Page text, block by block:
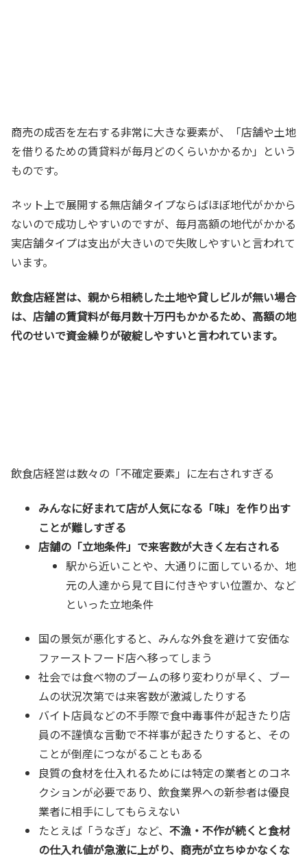
商売の成否を左右する非常に大きな要素が、「店舗や土地
を借りるための賃貸料が毎月どのくらいかかるか」という
ものです。
ネット上で展開する無店舗タイプならばほぼ地代がかから
ないので成功しやすいのですが、毎月高額の地代がかかる
実店舗タイプは支出が大きいので失敗しやすいと言われて
います。
飲食店経営は、親から相続した土地や貸しビルが無い場合
は、店舗の賃貸料が毎月数十万円もかかるため、高額の地
代のせいで資金繰りが破綻しやすいと言われています。
飲食店経営は数々の「不確定要素」に左右されすぎる
みんなに好まれて店が人気になる「味」を作り出す
ことが難しすぎる
店舗の「立地条件」で来客数が大きく左右される
駅から近いことや、大通りに面しているか、地
元の人達から見て目に付きやすい位置か、など
といった立地条件
国の景気が悪化すると、みんな外食を避けて安価な
ファーストフード店へ移ってしまう
社会では食べ物のブームの移り変わりが早く、ブー
ムの状況次第では来客数が激減したりする
バイト店員などの不手際で食中毒事件が起きたり店
員の不謹慎な言動で不祥事が起きたりすると、その
ことが倒産につながることもある
良質の食材を仕入れるためには特定の業者とのコネ
クションが必要であり、飲食業界への新参者は優良
業者に相手にしてもらえない
たとえば「うなぎ」など、 不漁・不作が続くと食材
の仕入れ値が急激に上がり、商売が立ちゆかなくな